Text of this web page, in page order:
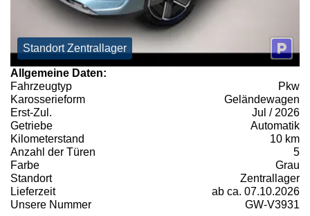
Standort Zentrallager
Allgemeine Daten:
Fahrzeugtyp
Pkw
Karosserieform
Geländewagen
Erst-Zul.
Jul / 2026
Getriebe
Automatik
Kilometerstand
10 km
Anzahl der Türen
5
Farbe
Grau
Standort
Zentrallager
Lieferzeit
ab ca. 07.10.2026
Unsere Nummer
GW-V3931